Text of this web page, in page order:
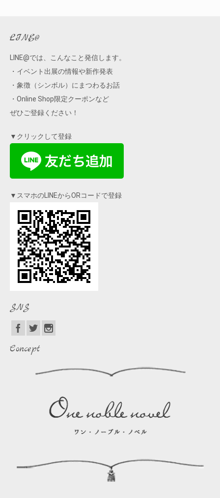
LINE@
LINE@では、こんなこと発信します。
・イベント出展の情報や新作発表
・象徴（シンボル）にまつわるお話
・Online Shop限定クーポンなど
ぜひご登録ください！
▼クリックして登録
▼スマホのLINEからORコードで登録
SNS
Concept